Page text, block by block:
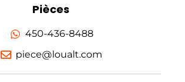
Pièces
450-436-8488
piece@loualt.com